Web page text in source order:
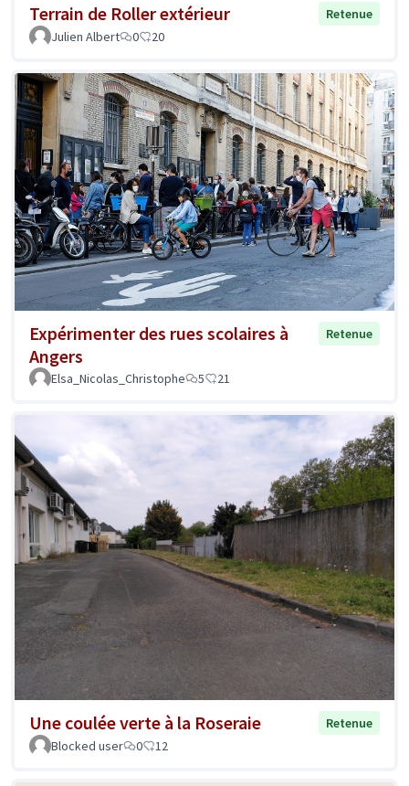
Terrain de Roller extérieur
Retenue
Julien Albert
0 20
Expérimenter des rues scolaires à
Angers
Retenue
Elsa_Nicolas_Christophe 5 21
Une coulée verte à la Roseraie
Retenue
Blocked user
0 12